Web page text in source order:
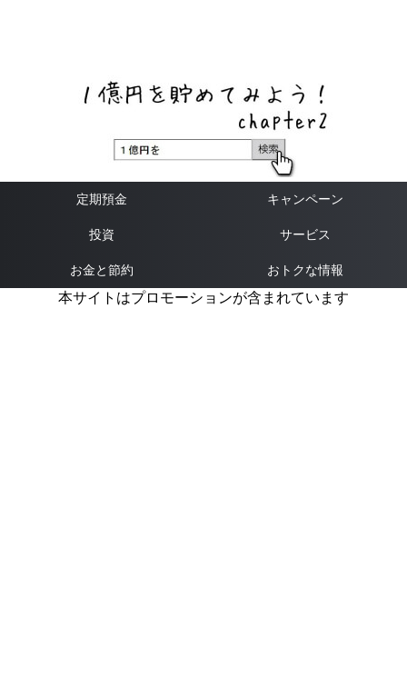
定期預金 キャンペーン
投資 サービス
お金と節約 おトクな情報
本サイトはプロモーションが含まれています